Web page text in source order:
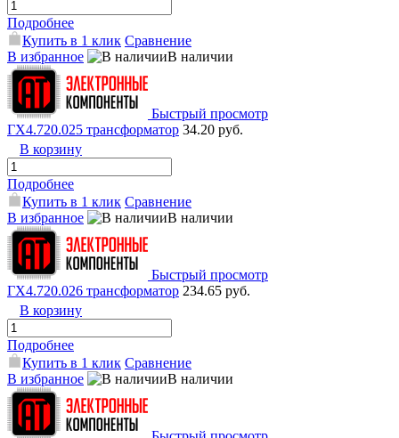
Подробнее
Купить в 1 клик Сравнение
В избранное
В наличии
Быстрый просмотр
ГХ4.720.025 трансформатор 34.20 руб.
В корзину
Подробнее
Купить в 1 клик Сравнение
В избранное
В наличии
Быстрый просмотр
ГХ4.720.026 трансформатор 234.65 руб.
В корзину
Подробнее
Купить в 1 клик Сравнение
В избранное
В наличии